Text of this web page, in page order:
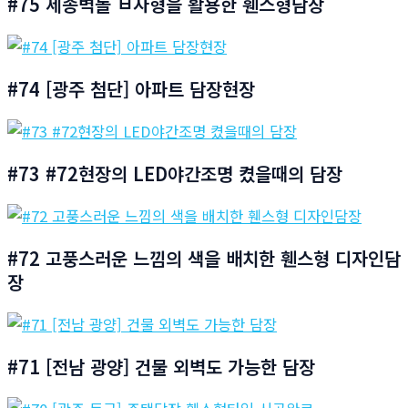
#74 [광주 첨단] 아파트 담장현장
#73 #72현장의 LED야간조명 켰을때의 담장
#72 고풍스러운 느낌의 색을 배치한 휀스형 디자인담
장
#71 [전남 광양] 건물 외벽도 가능한 담장